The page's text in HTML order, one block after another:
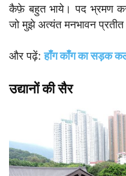
कैफ़े बहुत भाये। पद भ्रमण
जो मुझे अत्यंत मनभावन प्रतीत
और पढ़ें:हाँग काँग का सड़क
उद्यानों की सैर